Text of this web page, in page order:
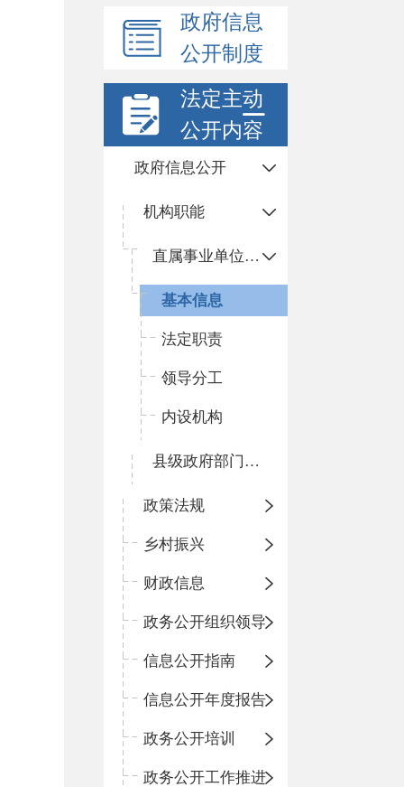
政府信息
公开制度
法定主动
公开内容
政府信息公开
机构职能
直属事业单位职能配置及内设机构
基本信息
法定职责
领导分工
内设机构
县级政府部门职责边界清单
政策法规
乡村振兴
财政信息
政务公开组织领导
信息公开指南
信息公开年度报告
政务公开培训
政务公开工作推进